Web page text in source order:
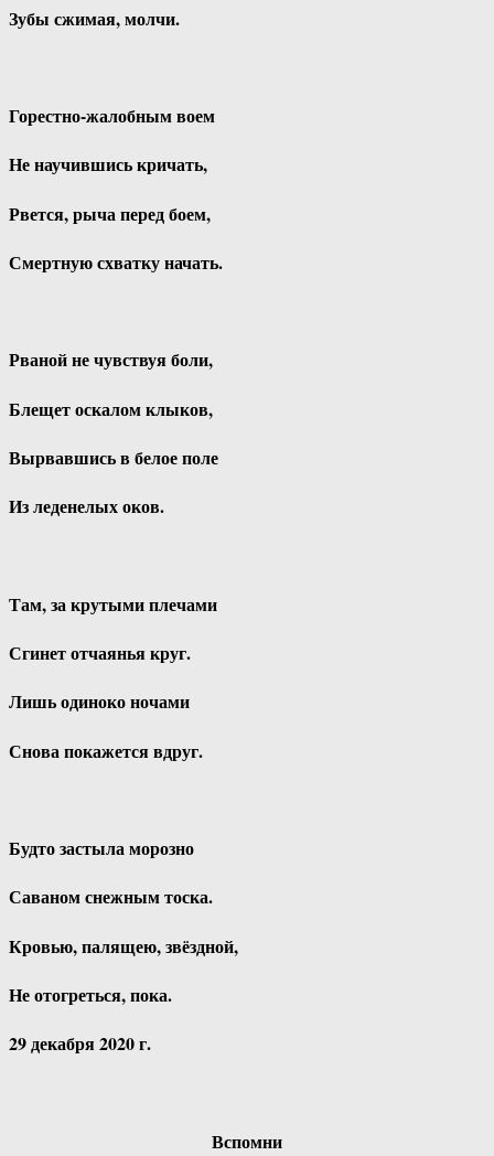
Зубы сжимая, молчи.
Горестно-жалобным воем
Не научившись кричать,
Рвется, рыча перед боем,
Смертную схватку начать.
Рваной не чувствуя боли,
Блещет оскалом клыков,
Вырвавшись в белое поле
Из леденелых оков.
Там, за крутыми плечами
Сгинет отчаянья круг.
Лишь одиноко ночами
Снова покажется вдруг.
Будто застыла морозно
Саваном снежным тоска.
Кровью, палящею, звёздной,
Не отогреться, пока.
29 декабря 2020 г.
Вспомни